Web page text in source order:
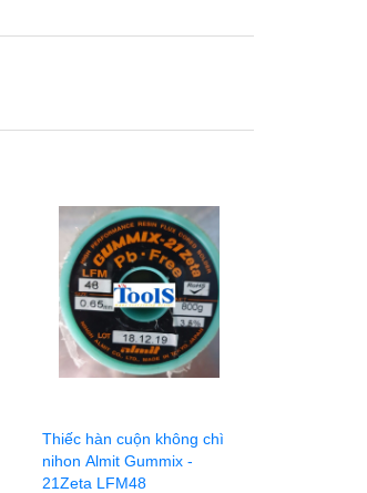
Thiếc hàn cuộn không chì
nihon Almit Gummix -
21Zeta LFM48